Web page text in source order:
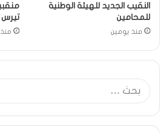
النقيب الجديد للهيئة الوطنية
للمحامين
منذ يومين
تيرس